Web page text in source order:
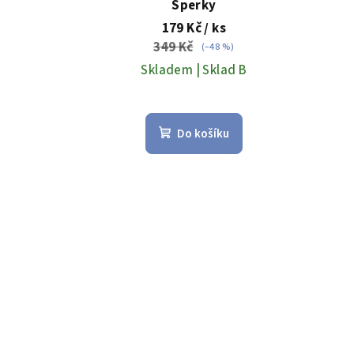
Šperky
179 Kč/ ks
349 Kč
(–48 %)
Skladem | Sklad B
Do košíku